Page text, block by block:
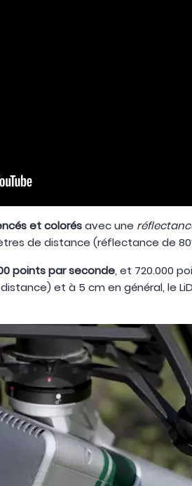
et colorésavec une
de distance (réflectance de
points par seconde, et 720.000
et à 5 cm en général, le